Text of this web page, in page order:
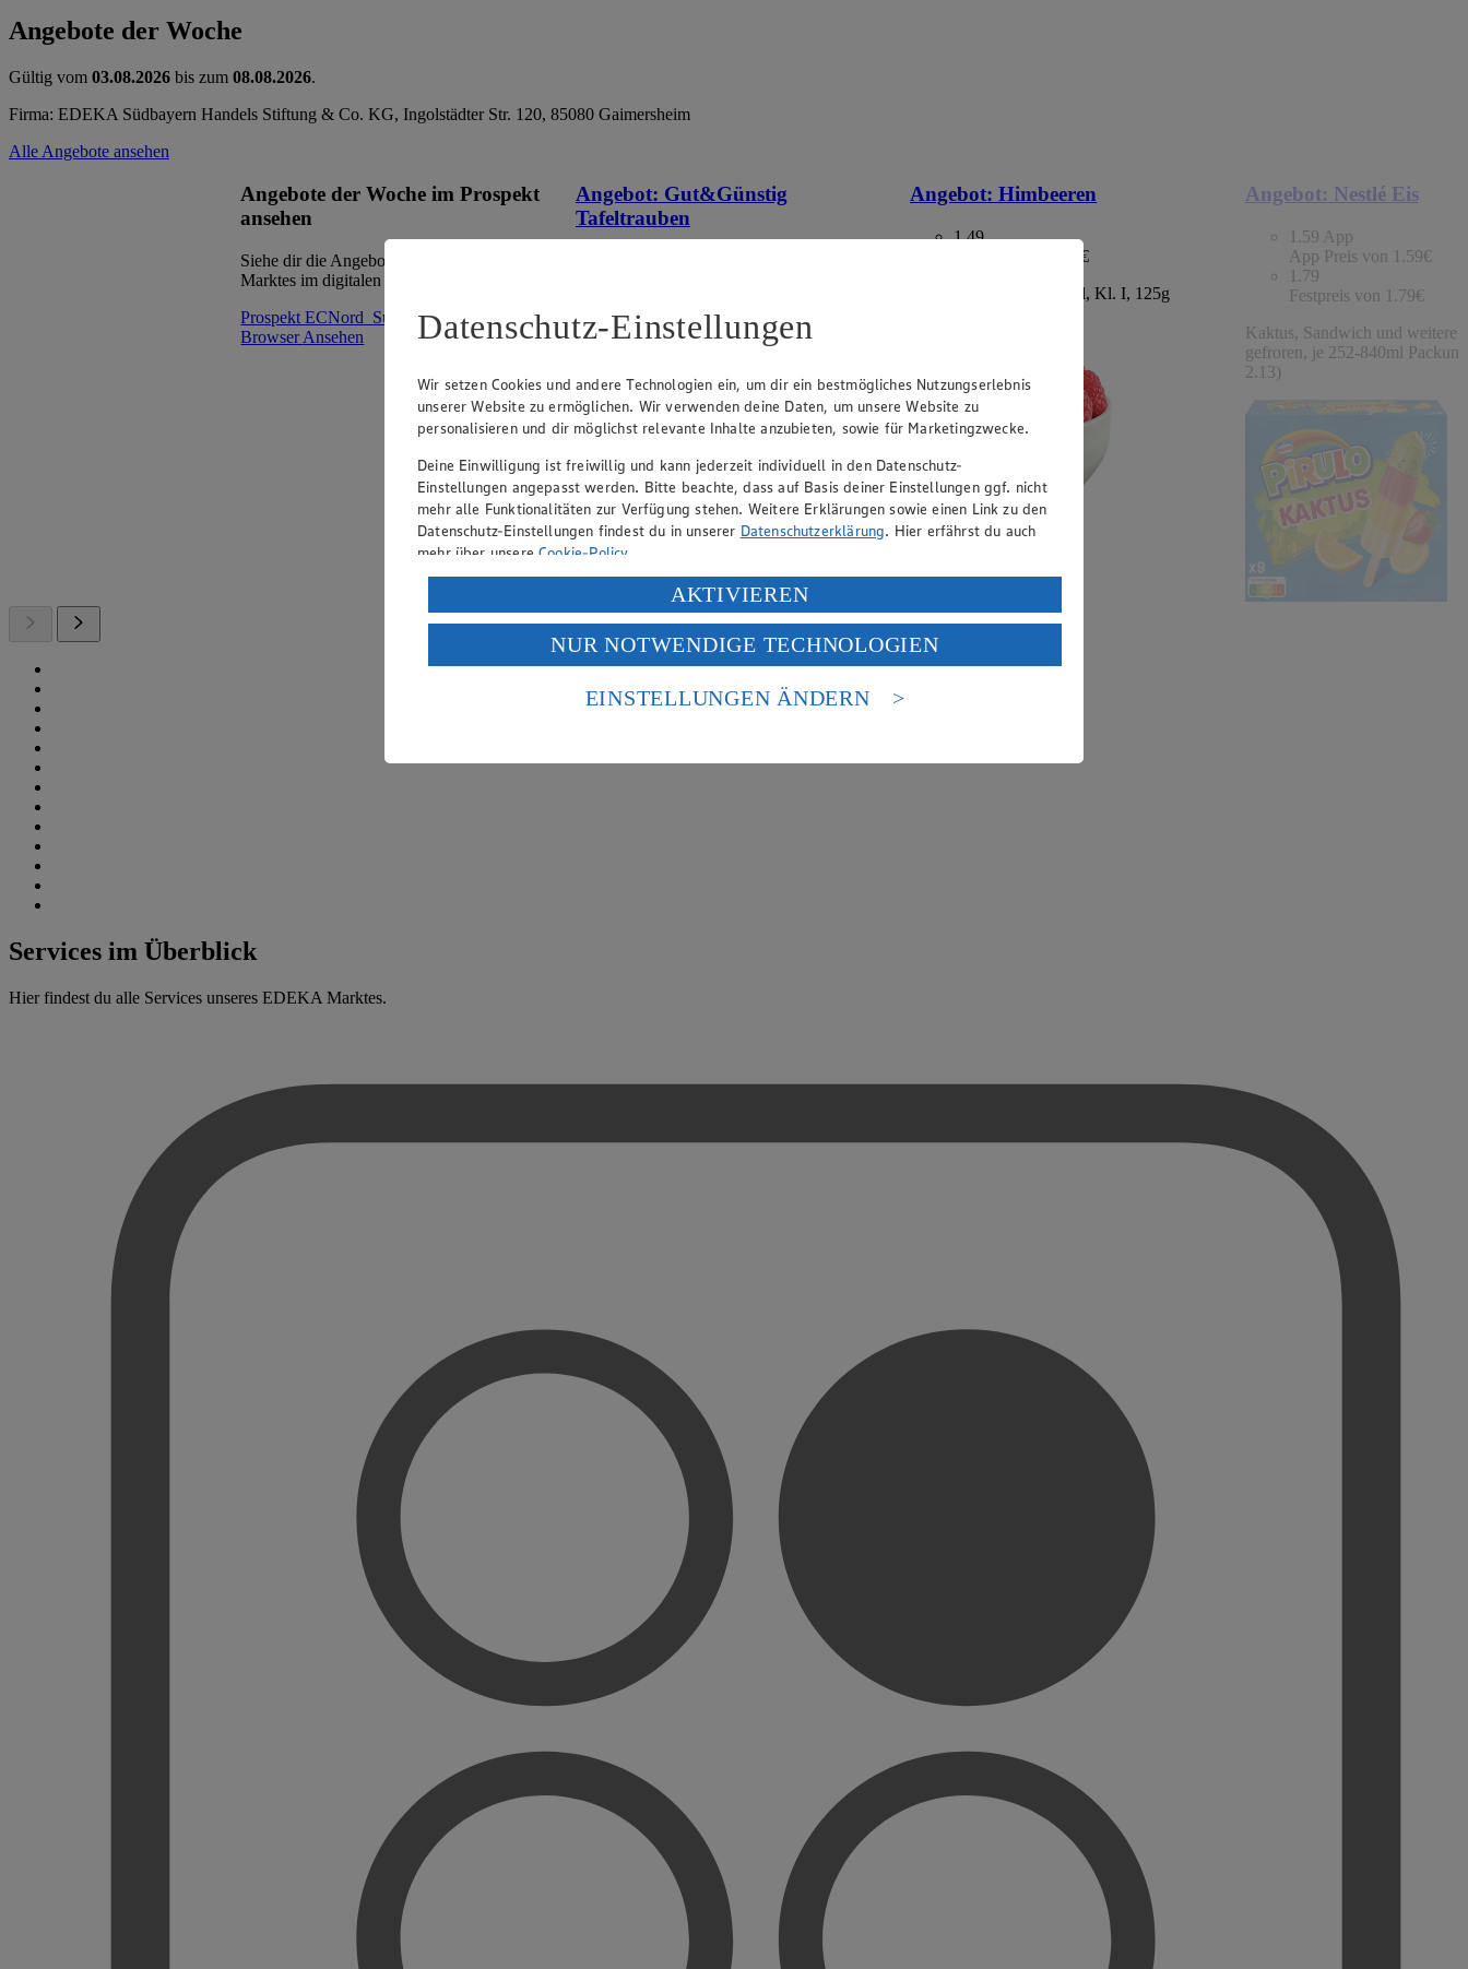
Angebote der Woche
Gültig vom 03.08.2026 bis zum 08.08.2026.
Firma: EDEKA Südbayern Handels Stiftung & Co. KG, Ingolstädter Str. 120, 85080 Gaimersheim
Alle Angebote ansehen
Angebote der Woche im Prospekt
ansehen
Siehe dir die Angebote der Woche deines
Marktes im digitalen Blätterkatalog an.
Prospekt ECNord_Sued_mNF_mW im
BrowserAnsehen
Angebot: Gut&Günstig
Tafeltrauben
hell, kernlos, aus Italien/Spanien, Kl. I, 500g
Packung, (1kg=2.98)
Angebot: Himbeeren
1.49
Festpreis von 1.49€
aus Deutschland/Portugal, Kl. I, 125g
Angebot: Nestlé Eis
1.59 App
App Preis von 1.59€
1.79
Festpreis von 1.79€
Kaktus, Sandwich und weitere
gefroren, je 252-840ml
2.13)
Services im Überblick
Hier findest du alle Services unseres EDEKA Marktes.
Datenschutz-Einstellungen
Wir setzen Cookies und andere Technologien ein, um dir ein bestmögliches Nutzungserlebnis
unserer Website zu ermöglichen. Wir verwenden deine Daten, um unsere Website zu
personalisieren und dir möglichst relevante Inhalte anzubieten, sowie für Marketingzwecke.
Deine Einwilligung ist freiwillig und kann jederzeit individuell in den Datenschutz-
Einstellungen angepasst werden. Bitte beachte, dass auf Basis deiner Einstellungen ggf. nicht
mehr alle Funktionalitäten zur Verfügung stehen. Weitere Erklärungen sowie einen Link zu den
Datenschutz-Einstellungen findest du in unserer Datenschutzerklärung. Hier erfährst du auch
mehr über unsereCookie-Policy.
Verarbeitung deiner personenbezogenen Daten in den USA durch Facebook und YouTube:
Wenn du auf „Aktivieren“ klickst, willigst du im Sinne des Art. 49 Abs. 1 Satz 1 lit. a) DSGVO
ein, dass deine Daten in den USA verarbeitet werden. Der EuGH sieht die USA als Land mit
einem nach europäischen Standards nicht angemessenen Datenschutzniveau an. Es besteht das
Risiko eines Zugriffs durch US-amerikanische Behörden.
AKTIVIEREN
NUR NOTWENDIGE TECHNOLOGIEN
EINSTELLUNGEN ÄNDERN